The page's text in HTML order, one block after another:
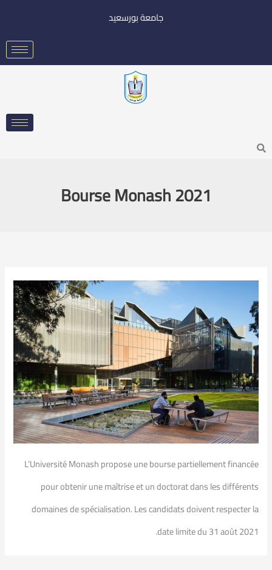
جامعة بورسعيد
Search
Bourse Monash 2021
L’Université Monash propose une bourse partiellement financée
pour obtenir une maîtrise et un doctorat dans les différents
domaines de spécialisation. Les candidats doivent respecter la
date limite du 31 août 2021.